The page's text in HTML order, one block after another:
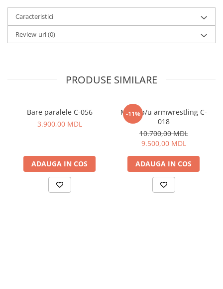
Caracteristici
Review-uri(0)
PRODUSE SIMILARE
Bare paralele C-056
3.900,00 MDL
ADAUGA IN COS
-11%
Masa p/u armwrestling C-
018
10.700,00 MDL
9.500,00 MDL
ADAUGA IN COS